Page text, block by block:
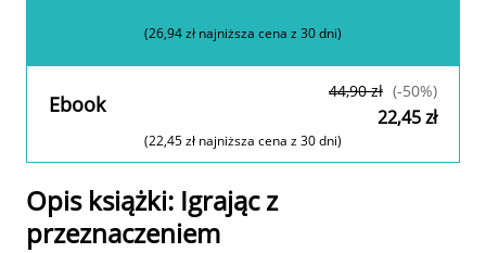
(26,94 zł najniższa cena z 30 dni)
Ebook 44,90 zł (-50%)
22,45 zł
(22,45 zł najniższa cena z 30 dni)
Opis książki: Igrając z
przeznaczeniem